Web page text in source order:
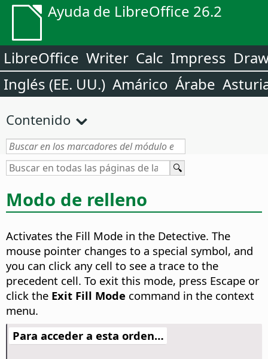
Ayuda de LibreOffice 26.2
LibreOffice Writer Calc Impress
Inglés (EE. UU.) Amárico Árabe
Contenido
Modo de relleno
Activates the Fill Mode in the Detective. The
mouse pointer changes to a special symbol, and
you can click any cell to see a trace to the
precedent cell. To exit this mode, press Escape or
click the Exit Fill Mode command in the context
menu.
Para acceder a esta orden…